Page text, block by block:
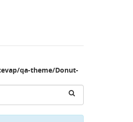
qa-theme/Donut-